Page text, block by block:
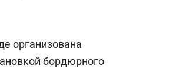
организована
бордюрного